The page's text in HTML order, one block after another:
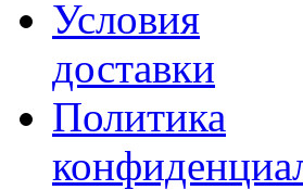
Условия
доставки
Политика